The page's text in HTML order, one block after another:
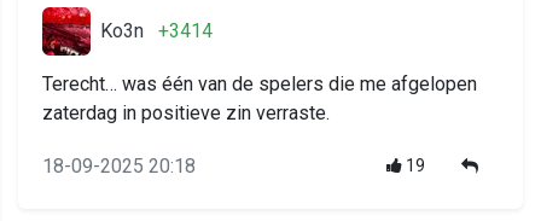
Ko3n +3414
Terecht… was één van de spelers die me afgelopen
zaterdag in positieve zin verraste.
18-09-2025 20:18 19